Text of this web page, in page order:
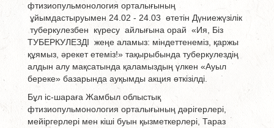
фтизиопульмонология орталығының
ұйымдастыруымен 24.02 - 24.03 өтетін Дүниежүзілік
туберкулезбен күресу айлығына орай «Ия, Біз
ТУБЕРКУЛЕЗДІ жеңе аламыз: міндеттенеміз, қаржы
құямыз, әрекет етеміз!» тақырыбында туберкулездің
алдын алу мақсатында қаламыздың үлкен «Ауыл
береке» базарында ауқымды акция өткізілді.
Бұл іс-шараға Жамбыл облыстық
фтизиопульмонология орталығының дәрігерлері,
мейіргерлері мен кіші буын қызметкерлері, Тараз